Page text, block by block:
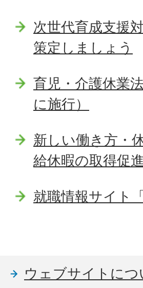
次世代育成支援
策定しましょう
育児・介護休業
に施行）
新しい働き方・
給休暇の取得促
就職情報サイト
ウェブサイトにつ